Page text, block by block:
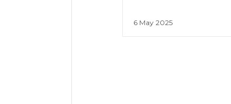
6 May 2025